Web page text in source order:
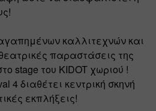
καλλιτεχνών και
παραστάσεις της
stage του KIDOT χωριού !
4 διαθέτει κεντρική σκηνή
εκπλήξεις!